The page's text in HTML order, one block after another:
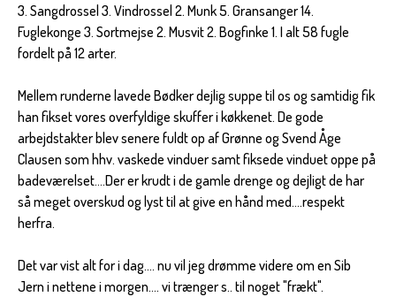
3. Sangdrossel 3. Vindrossel 2. Munk 5. Gransanger 14.
Fuglekonge 3. Sortmejse 2. Musvit 2. Bogfinke 1. I alt 58 fugle
fordelt på 12 arter.
Mellem runderne lavede Bødker dejlig suppe til os og samtidig fik
han fikset vores overfyldige skuffer i køkkenet. De gode
arbejdstakter blev senere fuldt op af Grønne og Svend Åge
Clausen som hhv. vaskede vinduer samt fiksede vinduet oppe på
badeværelset....Der er krudt i de gamle drenge og dejligt de har
så meget overskud og lyst til at give en hånd med....respekt
herfra.
Det var vist alt for i dag.... nu vil jeg drømme videre om en Sib
Jern i nettene i morgen.... vi trænger s.. til noget "frækt".